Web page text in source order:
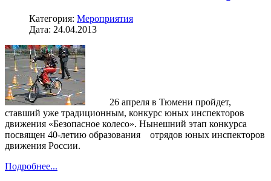
Категория: Мероприятия
Дата: 24.04.2013
26 апреля в Тюмени пройдет,
ставший уже традиционным, конкурс юных инспекторов
движения «Безопасное колесо». Нынешний этап конкурса
посвящен 40-летию образования отрядов юных инспекторов
движения России.
Подробнее...